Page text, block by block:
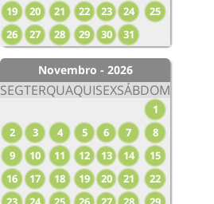
19
20 21 22 23 24
25
26
27 28 29 30 31
Novembro - 2026
SEGTERQUAQUISEXSÁBDOM
1
2
3 4 5 6 7
8
9
10 11 12 13 14
15
16
17 18 19 20 21
22